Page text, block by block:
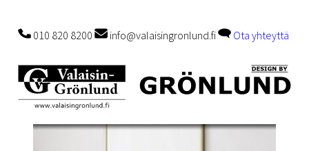
010 820 8200 info@valaisingronlund.fi Ota yhteyttä